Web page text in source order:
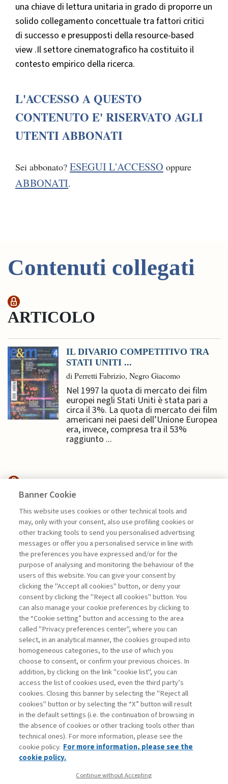
una chiave di lettura unitaria in grado di proporre un
solido collegamento concettuale tra fattori critici
di successo e presupposti della resource-based
view .Il settore cinematografico ha costituito il
contesto empirico della ricerca.
L'ACCESSO A QUESTO
CONTENUTO E' RISERVATO AGLI
UTENTI ABBONATI
Sei abbonato? ESEGUI L'ACCESSO oppure
ABBONATI.
Contenuti collegati
ARTICOLO
IL DIVARIO COMPETITIVO TRA
STATI UNITI ...
di Perretti Fabrizio, Negro Giacomo
Nel 1997 la quota di mercato dei film
europei negli Stati Uniti è stata pari a
circa il 3%. La quota di mercato dei film
americani nei paesi dell’Unione Europea
era, invece, compresa tra il 53%
raggiunto ...
NEXTGEN MANAGEMENT
OLTRE LA REALTÀ FISICA.
PACKAGING ...
di Generoso Branca
La consultazione dei libri è riservata esclusivamente
agli abbonati Premium
Legenda: Accedi Per registrati Per abbonati
Contatti
Abbonamenti
Archivio rubriche
Privacy
Banner Cookie
This website uses cookies or other technical tools and
may, only with your consent, also use profiling cookies or
other tracking tools to send you personalised advertising
messages or offer you a personalised service in line with
the preferences you have expressed and/or for the
purpose of analysing and monitoring the behaviour of the
users of this website. You can give your consent by
clicking the "Accept all cookies" button, or deny your
consent by clicking the "Reject all cookies" button. You
can also manage your cookie preferences by clicking to
the “Cookie setting” button and accessing to the area
called "Privacy preferences center", where you can
select, in an analytical manner, the cookies grouped into
homogeneous categories, to the use of which you
choose to consent, or confirm your previous choices. In
addition, by clicking on the link "cookie list", you can
access the list of cookies used, even the third party’s
cookies. Closing this banner by selecting the "Reject all
cookies" button or by selecting the “X” button will result
in the default settings (i.e. the continuation of browsing in
the absence of cookies or other tracking tools other than
technical ones). For more information, please see the
cookie policy. For more information, please see the
cookie policy.
Continue without Accepting